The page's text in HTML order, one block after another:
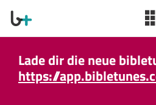
Lade dir die neue
https://